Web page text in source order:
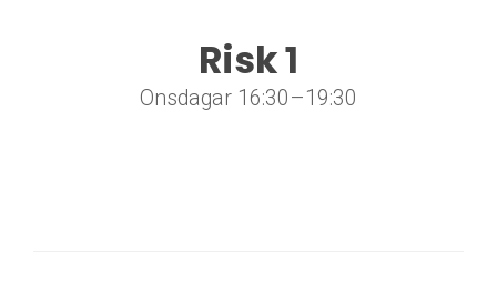
Risk 1
Onsdagar 16:30–19:30